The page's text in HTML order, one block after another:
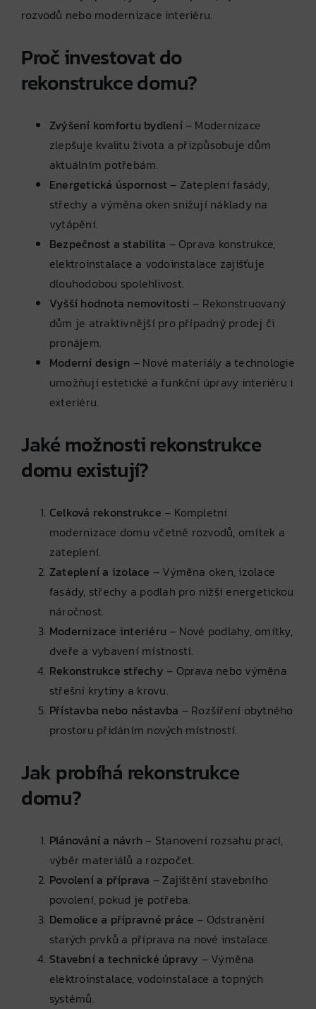
rozvodů nebo modernizace interiéru.
Proč investovat do
rekonstrukce domu?
Zvýšení komfortu bydlení– Modernizace
zlepšuje kvalitu života a přizpůsobuje dům
aktuálním potřebám.
Energetická úspornost – Zateplení fasády,
střechy a výměna oken snižují náklady na
vytápění.
Bezpečnost a stabilita – Oprava konstrukce,
elektroinstalace a vodoinstalace zajišťuje
dlouhodobou spolehlivost.
Vyšší hodnota nemovitosti – Rekonstruovaný
dům je atraktivnější pro případný prodej či
pronájem.
Moderní design – Nové materiály a technologie
umožňují estetické a funkční úpravy interiéru i
exteriéru.
Jaké možnosti rekonstrukce
domu existují?
Celková rekonstrukce – Kompletní
modernizace domu včetně rozvodů, omítek a
zateplení.
Zateplení a izolace – Výměna oken, izolace
fasády, střechy a podlah pro nižší energetickou
náročnost.
Modernizace interiéru – Nové podlahy, omítky,
dveře a vybavení místností.
Rekonstrukce střechy – Oprava nebo výměna
střešní krytiny a krovu.
Přístavba nebo nástavba – Rozšíření obytného
prostoru přidáním nových místností.
Jak probíhá rekonstrukce
domu?
Plánování a návrh – Stanovení rozsahu prací,
výběr materiálů a rozpočet.
Povolení a příprava – Zajištění stavebního
povolení, pokud je potřeba.
Demolice a přípravné práce – Odstranění
starých prvků a příprava na nové instalace.
Stavební a technické úpravy – Výměna
elektroinstalace, vodoinstalace a topných
systémů.